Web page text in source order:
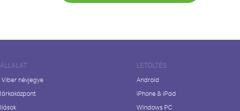
Viber névjegye
LETÖLTÉS
Android
iPhone & iPad
Windows PC